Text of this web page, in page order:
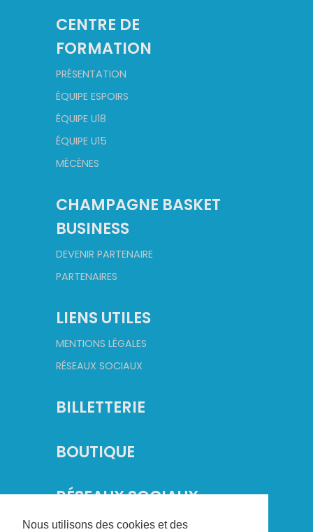
Nous utilisons des cookies et des
CENTRE DE
FORMATION
PRÉSENTATION
ÉQUIPE ESPOIRS
ÉQUIPE U18
ÉQUIPE U15
MÉCÈNES
CHAMPAGNE BASKET
BUSINESS
DEVENIR PARTENAIRE
PARTENAIRES
LIENS UTILES
MENTIONS LÉGALES
RÉSEAUX SOCIAUX
BILLETTERIE
BOUTIQUE
RÉSEAUX SOCIAUX